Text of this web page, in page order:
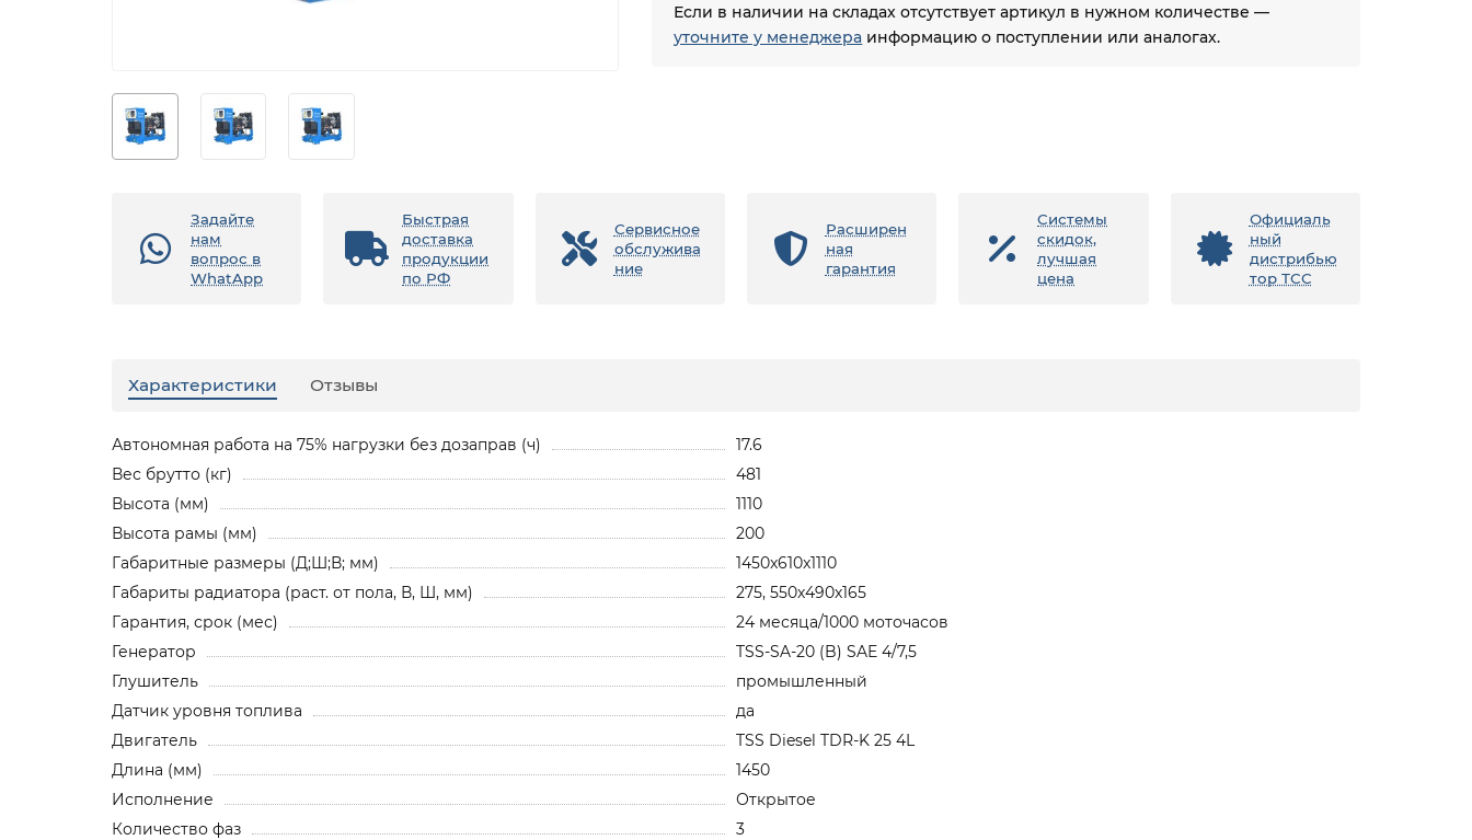
Если в наличии на складах отсутствует артикул в нужном количестве —
уточните у менеджера информацию о поступлении или аналогах.
Задайте
нам
вопрос в
WhatApp
Быстрая
доставка
продукции
по РФ
Сервисное
обслужива
ние
Расширен
ная
гарантия
Системы
скидок,
лучшая
цена
Официаль
ный
дистрибью
тор ТСС
Характеристики Отзывы
Автономная работа на 75% нагрузки без дозаправ (ч)
17.6
Вес брутто (кг)
481
Высота (мм)
1110
Высота рамы (мм)
200
Габаритные размеры (Д;Ш;В; мм)
1450x610x1110
Габариты радиатора (раст. от пола, В, Ш, мм)
275, 550х490х165
Гарантия, срок (мес)
24 месяца/1000 моточасов
Генератор
TSS-SA-20 (B) SAE 4/7,5
Глушитель
промышленный
Датчик уровня топлива
да
Двигатель
TSS Diesel TDR-K 25 4L
Длина (мм)
1450
Исполнение
Открытое
Количество фаз
3